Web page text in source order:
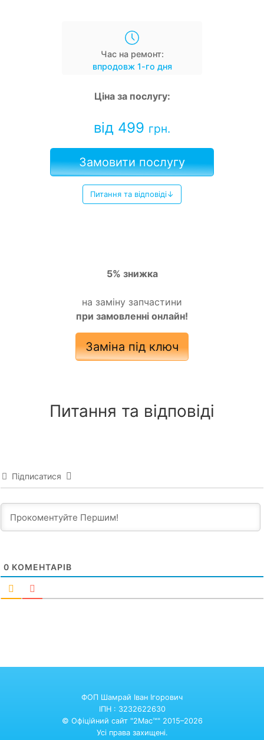
Час на ремонт:
впродовж 1-го дня
Ціна за послугу:
від 499 грн.
Замовити послугу
Питання та відповіді↓
5% знижка
на заміну запчастини
при замовленні онлайн!
Заміна під ключ
Питання та відповіді
Підписатися
0 КОМЕНТАРІВ
ФОП Шамрай Іван Ігорович
ІПН : 3232622630
© Офіційний сайт "2Mac™" 2015–2026
Усі права захищені.